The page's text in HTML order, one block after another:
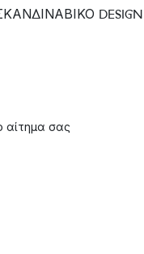
DESIGN
αίτημα σας